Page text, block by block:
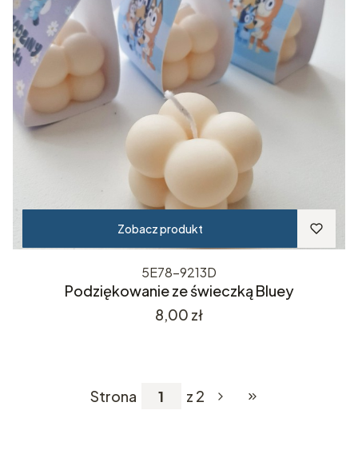
Zobacz produkt
5E78-9213D
Podziękowanie ze świeczką Bluey
Cena
8,00 zł
Strona z 2 Przejdź do